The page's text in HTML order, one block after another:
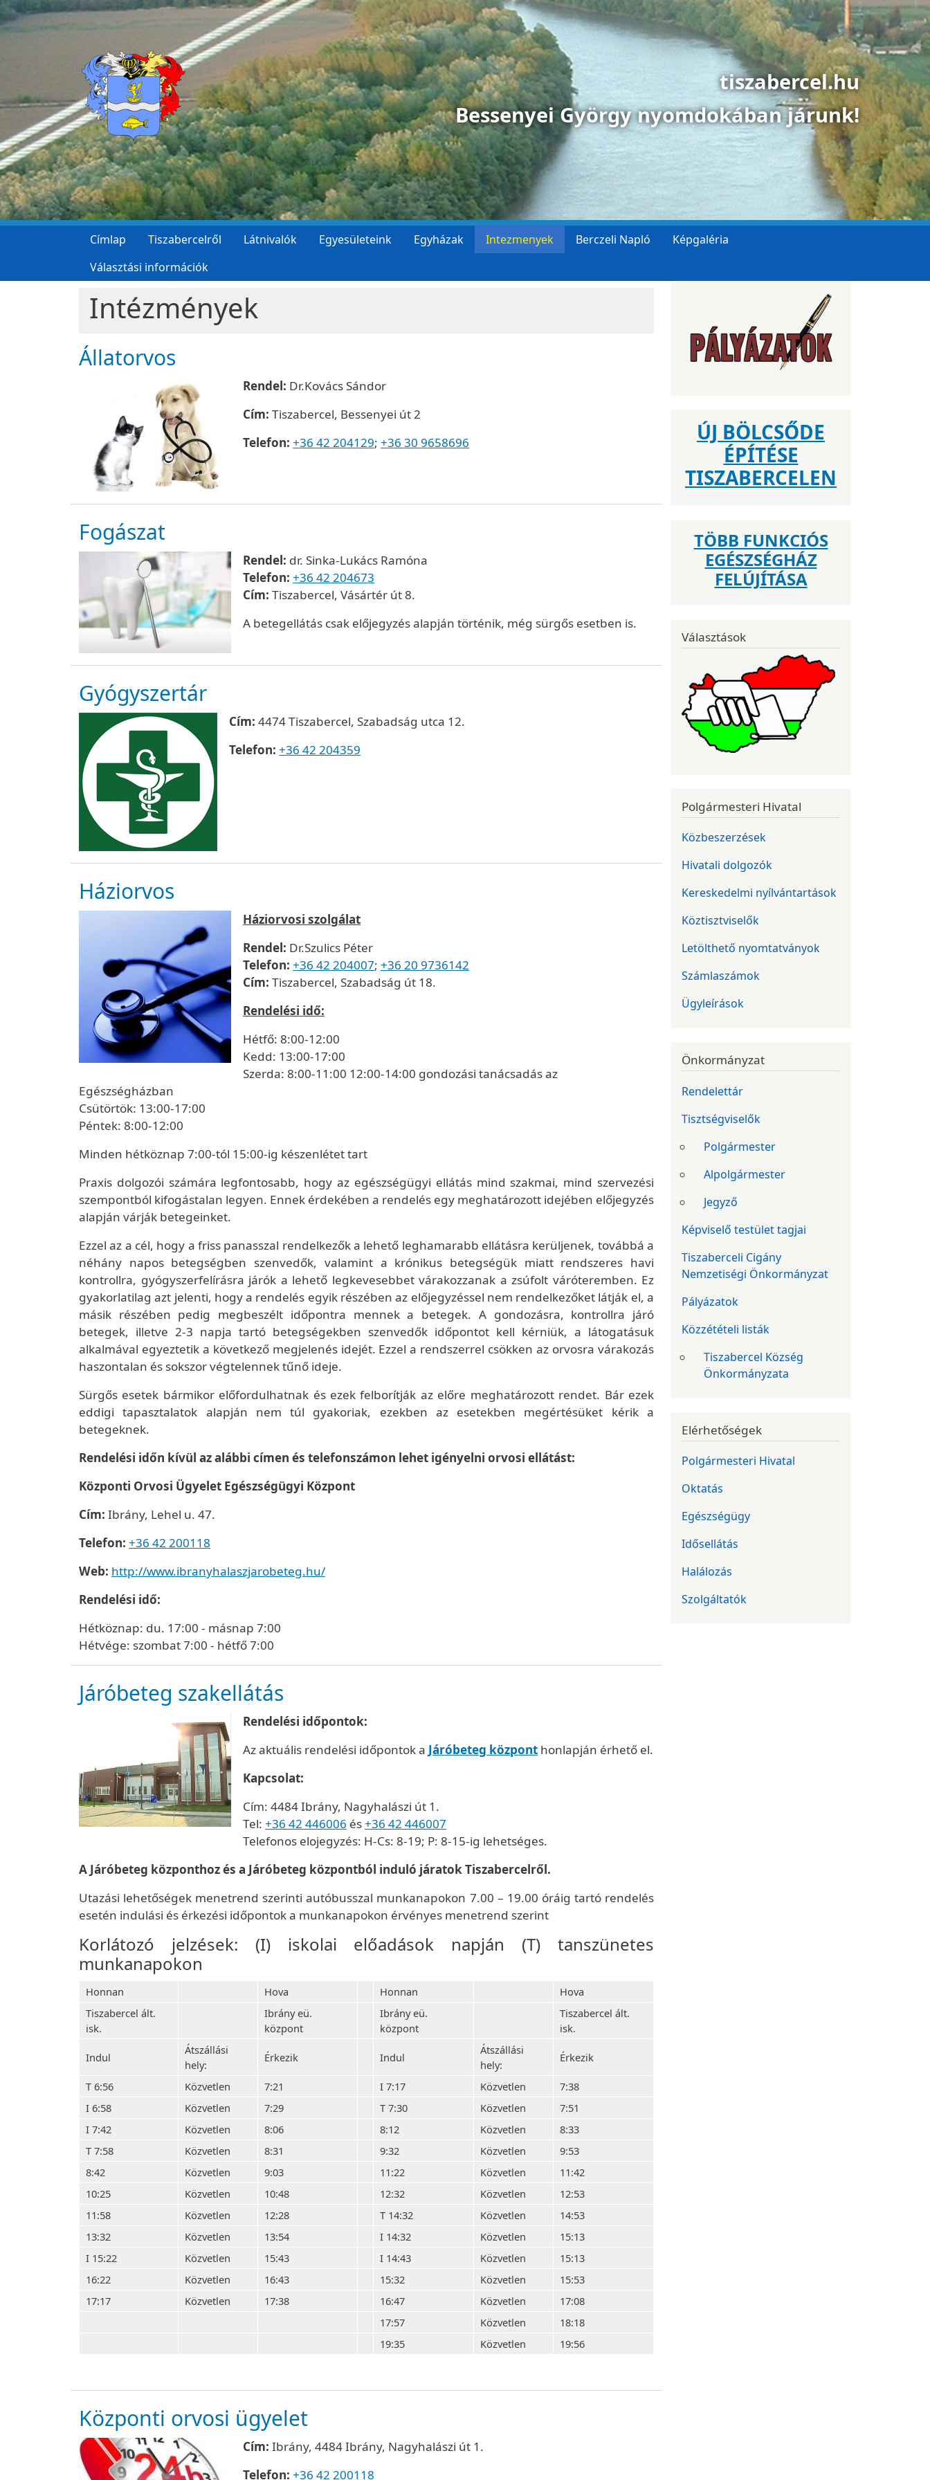
Ugrás a tartalomra
tiszabercel.hu
Bessenyei György nyomdokában járunk!
Címlap Tiszabercelről Látnivalók Egyesületeink Egyházak Intezmenyek Berczeli Napló
Képgaléria
Választási információk
Intézmények
Állatorvos
Rendel: Dr.Kovács Sándor
Cím: Tiszabercel, Bessenyei út 2
Telefon: +36 42 204129;+36 30 9658696
Fogászat
Rendel: dr. Sinka-Lukács Ramóna
Telefon: +36 42 204673
Cím: Tiszabercel, Vásártér út 8.
A betegellátás csak előjegyzés alapján történik, még sürgős esetben is.
Gyógyszertár
Cím:4474 Tiszabercel, Szabadság utca 12.
Telefon:+36 42 204359
Háziorvos
Háziorvosi szolgálat
Rendel: Dr.Szulics Péter
Telefon: +36 42 204007;+36 20 9736142
Cím: Tiszabercel, Szabadság út 18.
Rendelési idő:
Hétfő: 8:00-12:00
Kedd: 13:00-17:00
Szerda: 8:00-11:00 12:00-14:00 gondozási tanácsadás az
Egészségházban
Csütörtök: 13:00-17:00
Péntek: 8:00-12:00
Minden hétköznap 7:00-tól 15:00-ig készenlétet tart
Praxis dolgozói számára legfontosabb, hogy az egészségügyi ellátás mind szakmai, mind szervezési
szempontból kifogástalan legyen. Ennek érdekében a rendelés egy meghatározott idejében előjegyzés
alapján várják betegeinket.
Ezzel az a cél, hogy a friss panasszal rendelkezők a lehető leghamarabb ellátásra kerüljenek, továbbá a
néhány napos betegségben szenvedők, valamint a krónikus betegségük miatt rendszeres havi
kontrollra, gyógyszerfelírásra járók a lehető legkevesebbet várakozzanak a zsúfolt váróteremben. Ez
gyakorlatilag azt jelenti, hogy a rendelés egyik részében az előjegyzéssel nem rendelkezőket látják el, a
másik részében pedig megbeszélt időpontra mennek a betegek. A gondozásra, kontrollra járó
betegek, illetve 2-3 napja tartó betegségekben szenvedők időpontot kell kérniük, a látogatásuk
alkalmával egyeztetik a következő megjelenés idejét. Ezzel a rendszerrel csökken az orvosra várakozás
haszontalan és sokszor végtelennek tűnő ideje.
Sürgős esetek bármikor előfordulhatnak és ezek felborítják az előre meghatározott rendet. Bár ezek
eddigi tapasztalatok alapján nem túl gyakoriak, ezekben az esetekben megértésüket kérik a
betegeknek.
Rendelési időn kívül az alábbi címen és telefonszámon lehet igényelni orvosi ellátást:
Központi Orvosi Ügyelet Egészségügyi Központ
Cím: Ibrány, Lehel u. 47.
Telefon: +36 42 200118
Web: http://www.ibranyhalaszjarobeteg.hu/
Rendelési idő:
Hétköznap: du. 17:00 - másnap 7:00
Hétvége: szombat 7:00 - hétfő 7:00
Járóbeteg szakellátás
Rendelési időpontok:
Az aktuális rendelési időpontok a Járóbeteg központ honlapján érhető el.
Kapcsolat:
Cím: 4484 Ibrány, Nagyhalászi út 1.
Tel:+36 42 446006 és+36 42 446007
Telefonos elojegyzés: H-Cs: 8-19; P: 8-15-ig lehetséges.
A Járóbeteg központhoz és a Járóbeteg központból induló járatok Tiszabercelről.
Utazási lehetőségek menetrend szerinti autóbusszal munkanapokon 7.00 – 19.00 óráig tartó rendelés
esetén indulási és érkezési időpontok a munkanapokon érvényes menetrend szerint
Korlátozó jelzések: (I) iskolai előadások napján (T) tanszünetes
munkanapokon
Honnan Hova Honnan
Hova
Tiszabercel ált.
isk.
Ibrány eü.
központ
Ibrány eü.
központ
Tiszabercel ált.
isk.
Indul
Átszállási
hely:
Érkezik Indul
Átszállási
hely:
Érkezik
T 6:56 Közvetlen 7:21 I 7:17 Közvetlen
7:38
I 6:58
Közvetlen 7:29 T 7:30 Közvetlen
7:51
I 7:42
Közvetlen 8:06 8:12 Közvetlen
8:33
T 7:58
Közvetlen 8:31 9:32 Közvetlen
9:53
8:42
Közvetlen 9:03 11:22 Közvetlen
11:42
10:25
Közvetlen 10:48 12:32 Közvetlen
12:53
11:58
Közvetlen 12:28 T 14:32 Közvetlen
14:53
13:32
Közvetlen 13:54 I 14:32 Közvetlen
15:13
I 15:22
Közvetlen 15:43 I 14:43 Közvetlen
15:13
16:22
Közvetlen 16:43 15:32 Közvetlen
15:53
17:17
Közvetlen 17:38 16:47 Közvetlen
17:08
17:57
Közvetlen
18:18
19:35
Közvetlen 19:56
Központi orvosi ügyelet
Cím: Ibrány, 4484 Ibrány, Nagyhalászi út 1.
Telefon: +36 42 200118
ÚJ BÖLCSŐDE
ÉPÍTÉSE
TISZABERCELEN
TÖBB FUNKCIÓS
EGÉSZSÉGHÁZ
FELÚJÍTÁSA
Választások
Polgármesteri Hivatal
Közbeszerzések
Hivatali dolgozók
Kereskedelmi nyílvántartások
Köztisztviselők
Letölthető nyomtatványok
Számlaszámok
Ügyleírások
Önkormányzat
Rendelettár
Tisztségviselők
Polgármester
Alpolgármester
Jegyző
Képviselő testület tagjai
Tiszaberceli Cigány
Nemzetiségi Önkormányzat
Pályázatok
Közzétételi listák
Tiszabercel Község
Önkormányzata
Elérhetőségek
Polgármesteri Hivatal
Oktatás
Egészségügy
Idősellátás
Halálozás
Szolgáltatók